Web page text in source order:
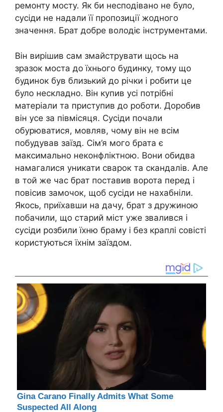
ремонту мосту. Як би несподівано не було,
сусіди не надали її пропозиції жодного
значення. Брат добре володіє інструментами.
Він вирішив сам змайструвати щось на
зразок моста до їхнього будинку, тому що
будинок був близький до річки і робити це
було нескладно. Він купив усі потрібні
матеріали та приступив до роботи. Доробив
він усе за півмісяця. Сусіди почали
обурюватися, мовляв, чому він не всім
побудував заїзд. Сім’я мого брата є
максимально неконфліктною. Вони обидва
намагалися уникати сварок та скандалів. Але
в той же час брат поставив ворота перед і
повісив замочок, щоб сусіди не нахабніли.
Якось, приїхавши на дачу, брат з дружиною
побачили, що старий міст уже звалився і
сусіди розбили їхню браму і без краплі совісті
користуються їхнім заїздом.